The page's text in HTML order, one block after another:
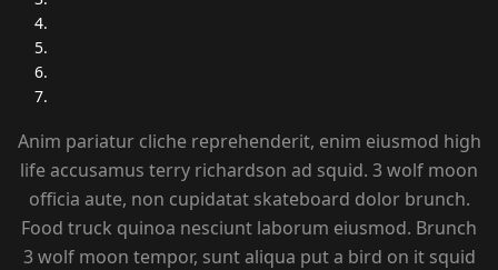
Anim pariatur cliche reprehenderit, enim eiusmod high
life accusamus terry richardson ad squid. 3 wolf moon
officia aute, non cupidatat skateboard dolor brunch.
Food truck quinoa nesciunt laborum eiusmod. Brunch
3 wolf moon tempor, sunt aliqua put a bird on it squid